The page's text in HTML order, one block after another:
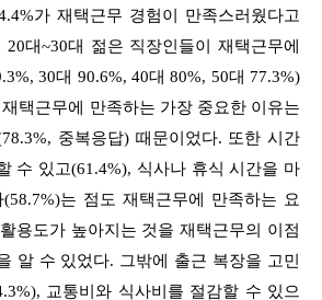
가 재택근무 경험이 만족스러웠다고
대~30대 젊은 직장인들이 재택근무에
30대 90.6%, 40대 80%, 50대 77.3%)
택근무에 만족하는 가장 중요한 이유는
중복응답) 때문이었다. 또한 시간
수 있고(61.4%), 식사나 휴식 시간을 마
는 점도 재택근무에 만족하는 요
용도가 높아지는 것을 재택근무의 이점
알 수 있었다. 그밖에 출근 복장을 고민
교통비와 식사비를 절감할 수 있으